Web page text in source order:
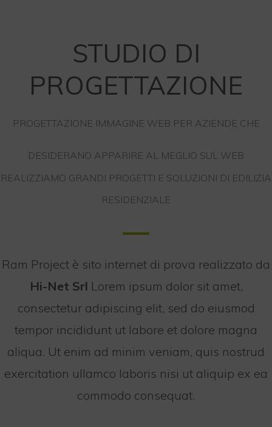
STUDIO DI
PROGETTAZIONE
PROGETTAZIONE IMMAGINE WEB PER AZIENDE CHE
DESIDERANO APPARIRE AL MEGLIO SUL WEB
REALIZZIAMO GRANDI PROGETTI E SOLUZIONI DI EDILIZIA
RESIDENZIALE
Ram Project è sito internet di prova realizzato da
Hi-Net Srl Lorem ipsum dolor sit amet,
consectetur adipiscing elit, sed do eiusmod
tempor incididunt ut labore et dolore magna
aliqua. Ut enim ad minim veniam, quis nostrud
exercitation ullamco laboris nisi ut aliquip ex ea
commodo consequat.